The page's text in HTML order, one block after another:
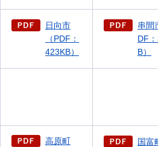
日向市
（PDF：
423KB）
串間
DF：
B）
高原町
国富